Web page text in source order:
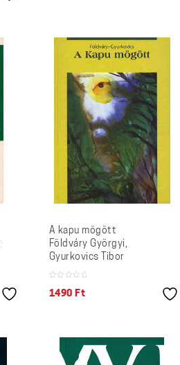
A kapu mögött
Földváry Györgyi,
Gyurkovics Tibor
1490 Ft